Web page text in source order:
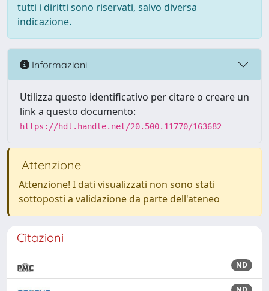
tutti i diritti sono riservati, salvo diversa
indicazione.
Informazioni
Utilizza questo identificativo per citare o creare un
link a questo documento:
https://hdl.handle.net/20.500.11770/163682
Attenzione
Attenzione! I dati visualizzati non sono stati
sottoposti a validazione da parte dell'ateneo
Citazioni
ND